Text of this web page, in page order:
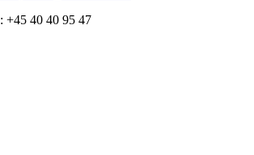
: +45 40 40 95 47